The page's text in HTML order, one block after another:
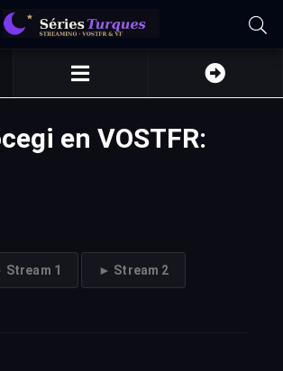
en VOSTFR:
Stream 1 ► Stream 2